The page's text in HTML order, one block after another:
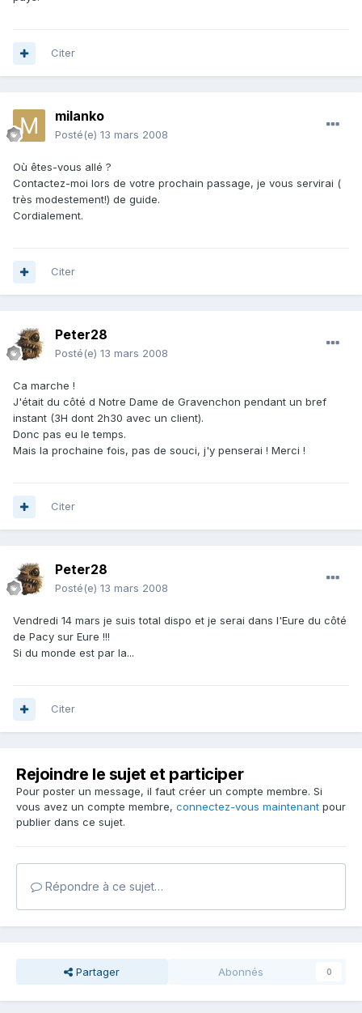
Citer
milanko
Posté(e) 13 mars 2008
Où êtes-vous allé ?
Contactez-moi lors de votre prochain passage, je vous servirai (
très modestement!) de guide.
Cordialement.
Citer
Peter28
Posté(e) 13 mars 2008
Ca marche !
J'était du côté d Notre Dame de Gravenchon pendant un bref
instant (3H dont 2h30 avec un client).
Donc pas eu le temps.
Mais la prochaine fois, pas de souci, j'y penserai ! Merci !
Citer
Peter28
Posté(e) 13 mars 2008
Vendredi 14 mars je suis total dispo et je serai dans l'Eure du côté
de Pacy sur Eure !!!
Si du monde est par la...
Citer
Rejoindre le sujet et participer
Pour poster un message, il faut créer un compte membre. Si
vous avez un compte membre, connectez-vous maintenant pour
publier dans ce sujet.
Répondre à ce sujet…
Partager Abonnés 0